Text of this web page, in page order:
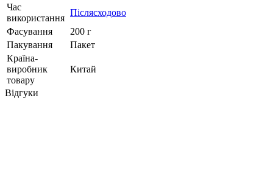
Час
використання
Післясходово
Фасування
200 г
Пакування
Пакет
Країна-
виробник
товару
Китай
Відгуки